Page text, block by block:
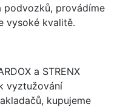
podvozků, provádíme
vysoké kvalitě.
a STRENX
vyztužování
kupujeme